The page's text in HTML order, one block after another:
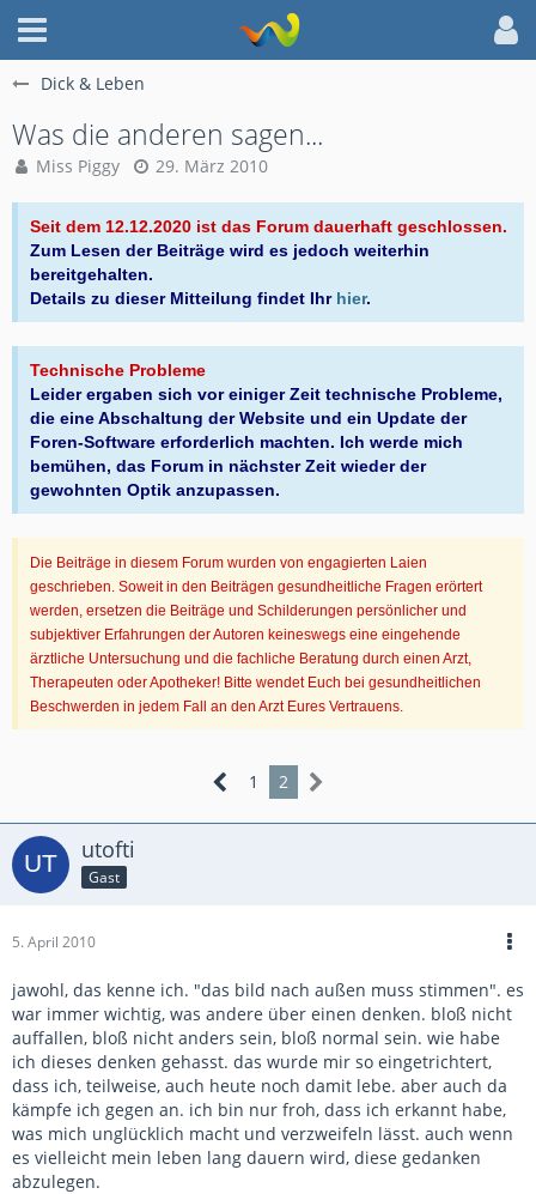
Dick & Leben
Was die anderen sagen...
Miss Piggy 29. März 2010
Seit dem 12.12.2020 ist das Forum dauerhaft geschlossen.
Zum Lesen der Beiträge wird es jedoch weiterhin
bereitgehalten.
Details zu dieser Mitteilung findet Ihr hier.
Technische Probleme
Leider ergaben sich vor einiger Zeit technische Probleme,
die eine Abschaltung der Website und ein Update der
Foren-Software erforderlich machten. Ich werde mich
bemühen, das Forum in nächster Zeit wieder der
gewohnten Optik anzupassen.
Die Beiträge in diesem Forum wurden von engagierten Laien
geschrieben. Soweit in den Beiträgen gesundheitliche Fragen erörtert
werden, ersetzen die Beiträge und Schilderungen persönlicher und
subjektiver Erfahrungen der Autoren keineswegs eine eingehende
ärztliche Untersuchung und die fachliche Beratung durch einen Arzt,
Therapeuten oder Apotheker! Bitte wendet Euch bei gesundheitlichen
Beschwerden in jedem Fall an den Arzt Eures Vertrauens.
1 2
utofti
Gast
5. April 2010
jawohl, das kenne ich. "das bild nach außen muss stimmen". es
war immer wichtig, was andere über einen denken. bloß nicht
auffallen, bloß nicht anders sein, bloß normal sein. wie habe
ich dieses denken gehasst. das wurde mir so eingetrichtert,
dass ich, teilweise, auch heute noch damit lebe. aber auch da
kämpfe ich gegen an. ich bin nur froh, dass ich erkannt habe,
was mich unglücklich macht und verzweifeln lässt. auch wenn
es vielleicht mein leben lang dauern wird, diese gedanken
abzulegen.